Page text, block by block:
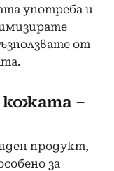
употреба и
от
кожата –
продукт,
за